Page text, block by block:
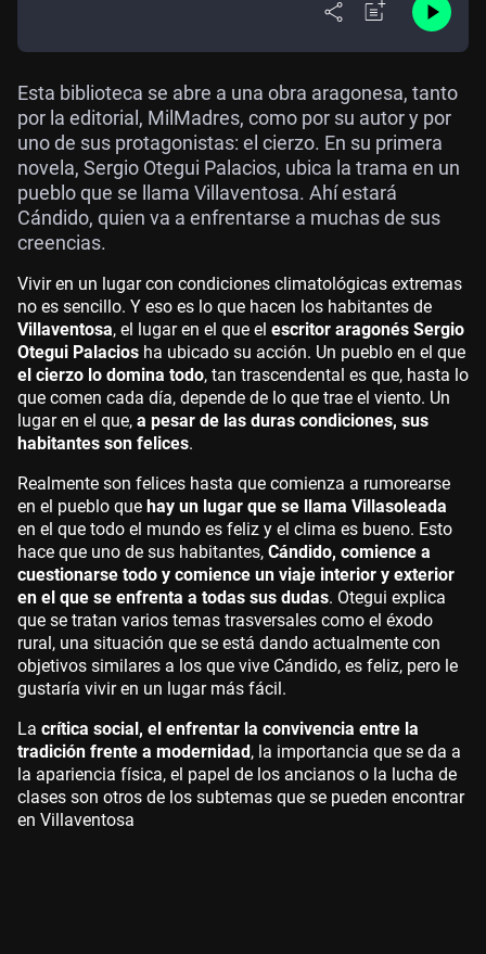
Esta biblioteca se abre a una obra aragonesa, tanto
por la editorial, MilMadres, como por su autor y por
uno de sus protagonistas: el cierzo. En su primera
novela, Sergio Otegui Palacios, ubica la trama en un
pueblo que se llama Villaventosa. Ahí estará
Cándido, quien va a enfrentarse a muchas de sus
creencias.
Vivir en un lugar con condiciones climatológicas extremas
no es sencillo. Y eso es lo que hacen los habitantes de
Villaventosa, el lugar en el que el escritor aragonés Sergio
Otegui Palacios ha ubicado su acción. Un pueblo en el que
el cierzo lo domina todo, tan trascendental es que, hasta lo
que comen cada día, depende de lo que trae el viento. Un
lugar en el que, a pesar de las duras condiciones, sus
habitantes son felices.
Realmente son felices hasta que comienza a rumorearse
en el pueblo que hay un lugar que se llama Villasoleada
en el que todo el mundo es feliz y el clima es bueno. Esto
hace que uno de sus habitantes, Cándido, comience a
cuestionarse todo y comience un viaje interior y exterior
en el que se enfrenta a todas sus dudas. Otegui explica
que se tratan varios temas trasversales como el éxodo
rural, una situación que se está dando actualmente con
objetivos similares a los que vive Cándido, es feliz, pero le
gustaría vivir en un lugar más fácil.
La crítica social, el enfrentar la convivencia entre la
tradición frente a modernidad, la importancia que se da a
la apariencia física, el papel de los ancianos o la lucha de
clases son otros de los subtemas que se pueden encontrar
en Villaventosa